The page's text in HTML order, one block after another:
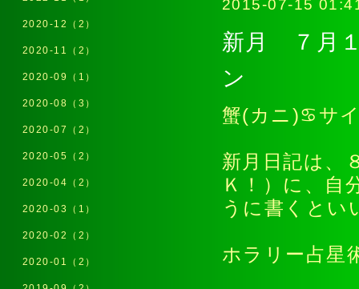
2015-07-15
新月 ７月
ン
蟹(カニ)♋サ
新月日記は、
Ｋ！）に、自
うに書くとい
ホラリー占星
2020-12（2）
2020-11（2）
2020-09（1）
2020-08（3）
2020-07（2）
2020-05（2）
2020-04（2）
2020-03（1）
2020-02（2）
2020-01（2）